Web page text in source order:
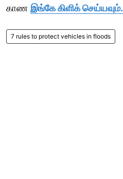
காண இங்கே கிளிக் செய்யவும்.
7 rules to protect vehicles in floods